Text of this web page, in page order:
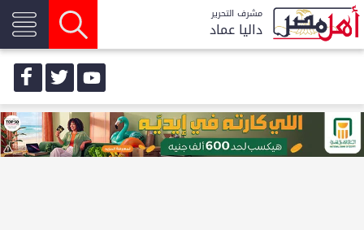
مشرف التحرير
داليا عماد